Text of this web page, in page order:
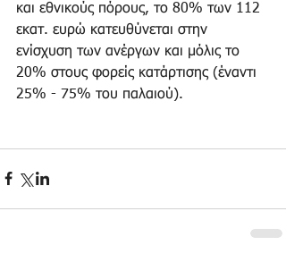
και εθνικούς πόρους, το 80% των 112
εκατ. ευρώ κατευθύνεται στην
ενίσχυση των ανέργων και μόλις το
20% στους φορείς κατάρτισης (έναντι
25% - 75% του παλαιού).